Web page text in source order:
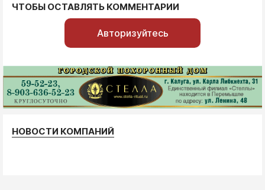
ЧТОБЫ ОСТАВЛЯТЬ КОММЕНТАРИИ
Авторизуйтесь
НОВОСТИ КОМПАНИЙ